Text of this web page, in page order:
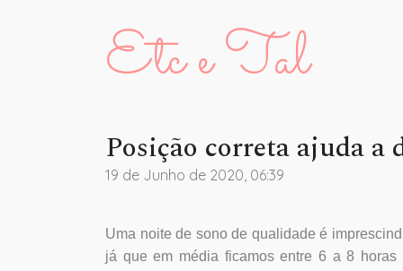
Etc e Tal
Posição correta ajuda
19 de Junho de 2020, 06:39
Uma noite de sono de qualidade é
já que em média ficamos entre 6 a 8